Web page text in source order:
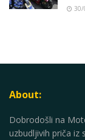
30/
About:
Dobrodošli na
uzbudljivih priča iz